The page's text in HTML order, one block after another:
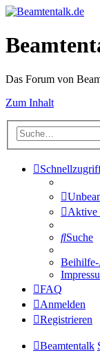
Das Forum von
Zum Inhalt
Aktive
Suche
FAQ
Anmelden
Registrieren
Beamtentalk